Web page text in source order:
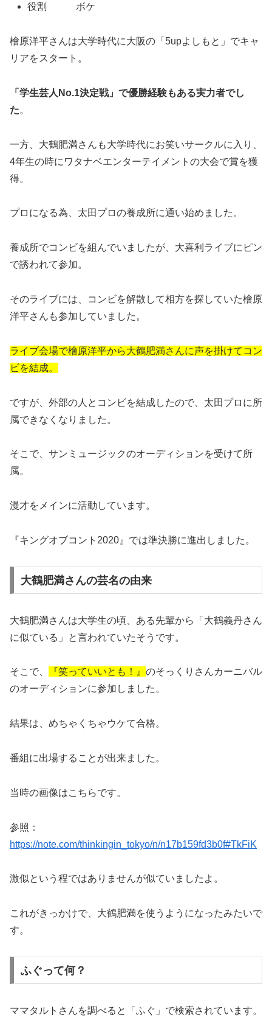
役割 ボケ
檜原洋平さんは大学時代に大阪の「5upよしもと」でキャ
リアをスタート。
「学生芸人No.1決定戦」で優勝経験もある実力者でし
た。
一方、大鶴肥満さんも大学時代にお笑いサークルに入り、
4年生の時にワタナベエンターテイメントの大会で賞を獲
得。
プロになる為、太田プロの養成所に通い始めました。
養成所でコンビを組んでいましたが、大喜利ライブにピン
で誘われて参加。
そのライブには、コンビを解散して相方を探していた檜原
洋平さんも参加していました。
ライブ会場で檜原洋平から大鶴肥満さんに声を掛けてコン
ビを結成。
ですが、外部の人とコンビを結成したので、太田プロに所
属できなくなりました。
そこで、サンミュージックのオーディションを受けて所
属。
漫才をメインに活動しています。
『キングオブコント2020』では準決勝に進出しました。
大鶴肥満さんの芸名の由来
大鶴肥満さんは大学生の頃、ある先輩から「大鶴義丹さん
に似ている」と言われていたそうです。
そこで、 『笑っていいとも！』 のそっくりさんカーニバル
のオーディションに参加しました。
結果は、めちゃくちゃウケて合格。
番組に出場することが出来ました。
当時の画像はこちらです。
参照：
https://note.com/thinkingin_tokyo/n/n17b159fd3b0f#TkFiK
激似という程ではありませんが似ていましたよ。
これがきっかけで、大鶴肥満を使うようになったみたいで
す。
ふぐって何？
ママタルトさんを調べると「ふぐ」で検索されています。